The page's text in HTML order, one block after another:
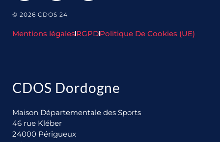
© 2026 CDOS 24
Mentions légales RGPDPolitique De Cookies (UE)
CDOS Dordogne
Maison Départementale des Sports
46 rue Kléber
24000 Périgueux